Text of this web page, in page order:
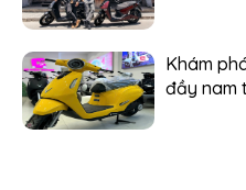
Khám
đầy nam